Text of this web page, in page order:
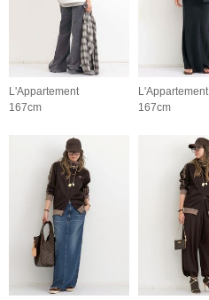
L'Appartement
167cm
L'Appartement
167cm